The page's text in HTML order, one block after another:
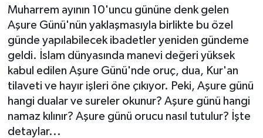
Muharrem ayının 10'uncu gününe denk gelen
Aşure Günü'nün yaklaşmasıyla birlikte bu özel
günde yapılabilecek ibadetler yeniden gündeme
geldi. İslam dünyasında manevi değeri yüksek
kabul edilen Aşure Günü'nde oruç, dua, Kur'an
tilaveti ve hayır işleri öne çıkıyor. Peki, Aşure günü
hangi dualar ve sureler okunur? Aşure günü hangi
namaz kılınır? Aşure günü orucu nasıl tutulur? İşte
detaylar...
Yaşam